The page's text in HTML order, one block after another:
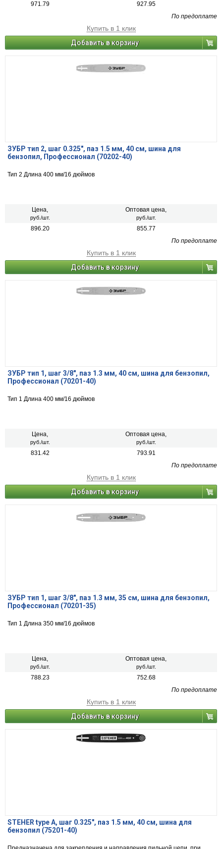
971.79
927.95
По предоплате
Купить в 1 клик
Добавить в корзину
ЗУБР тип 2, шаг 0.325″, паз 1.5 мм, 40 см, шина для
бензопил, Профессионал (70202-40)
Тип 2 Длина 400 мм/16 дюймов
Цена,
руб./шт.
Оптовая цена,
руб./шт.
896.20
855.77
По предоплате
Купить в 1 клик
Добавить в корзину
ЗУБР тип 1, шаг 3/8″, паз 1.3 мм, 40 см, шина для бензопил,
Профессионал (70201-40)
Тип 1 Длина 400 мм/16 дюймов
Цена,
руб./шт.
Оптовая цена,
руб./шт.
831.42
793.91
По предоплате
Купить в 1 клик
Добавить в корзину
ЗУБР тип 1, шаг 3/8″, паз 1.3 мм, 35 см, шина для бензопил,
Профессионал (70201-35)
Тип 1 Длина 350 мм/16 дюймов
Цена,
руб./шт.
Оптовая цена,
руб./шт.
788.23
752.68
По предоплате
Купить в 1 клик
Добавить в корзину
STEHER type A, шаг 0.325″, паз 1.5 мм, 40 см, шина для
бензопил (75201-40)